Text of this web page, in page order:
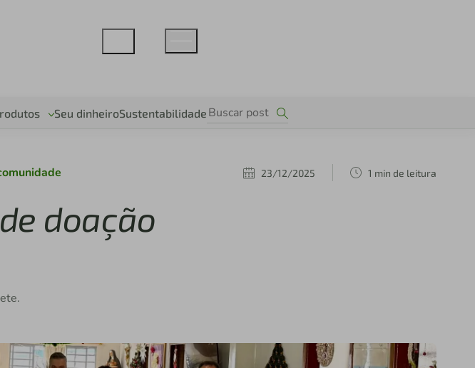
Seu dinheiroSustentabilidade
23/12/2025 1 min de leitura
doação